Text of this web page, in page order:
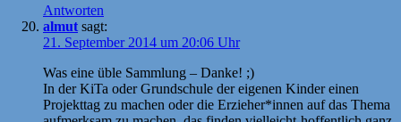
Antworten
almut sagt:
21. September 2014 um 20:06 Uhr
Was eine üble Sammlung – Danke! ;)
In der KiTa oder Grundschule der eigenen Kinder einen
Projekttag zu machen oder die Erzieher*innen auf das Thema